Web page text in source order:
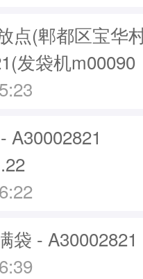
点(郫都区宝华
发袋机m00090
A30002821
袋 - A30002821